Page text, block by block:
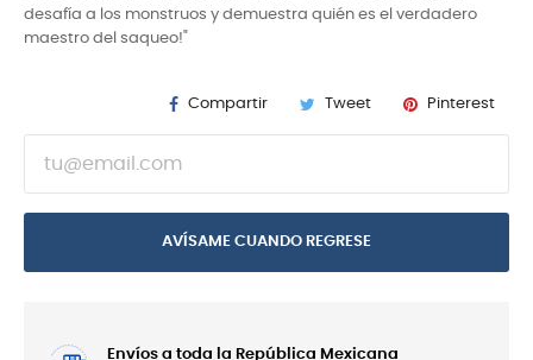
desafía a los monstruos y demuestra quién es el verdadero
maestro del saqueo!"
Compartir Tweet Pinterest
AVÍSAME CUANDO REGRESE
Envíos a toda la República Mexicana